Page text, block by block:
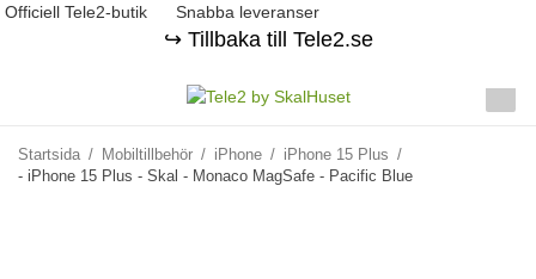
Officiell Tele2-butik Snabba leveranser
↪️ Tillbaka till Tele2.se
Startsida / Mobiltillbehör / iPhone / iPhone 15 Plus /
- iPhone 15 Plus - Skal - Monaco MagSafe - Pacific Blue